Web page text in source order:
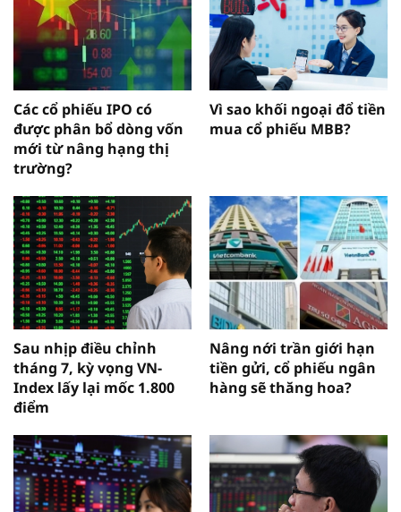
Các cổ phiếu IPO có
được phân bổ dòng vốn
mới từ nâng hạng thị
trường?
Vì sao khối ngoại đổ tiền
mua cổ phiếu MBB?
Sau nhịp điều chỉnh
tháng 7, kỳ vọng VN-
Index lấy lại mốc 1.800
điểm
Nâng nới trần giới hạn
tiền gửi, cổ phiếu ngân
hàng sẽ thăng hoa?